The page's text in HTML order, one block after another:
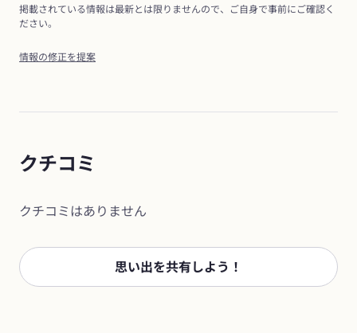
掲載されている情報は最新とは限りませんので、ご自身で事前にご確認く
ださい。
情報の修正を提案
クチコミ
クチコミはありません
思い出を共有しよう！